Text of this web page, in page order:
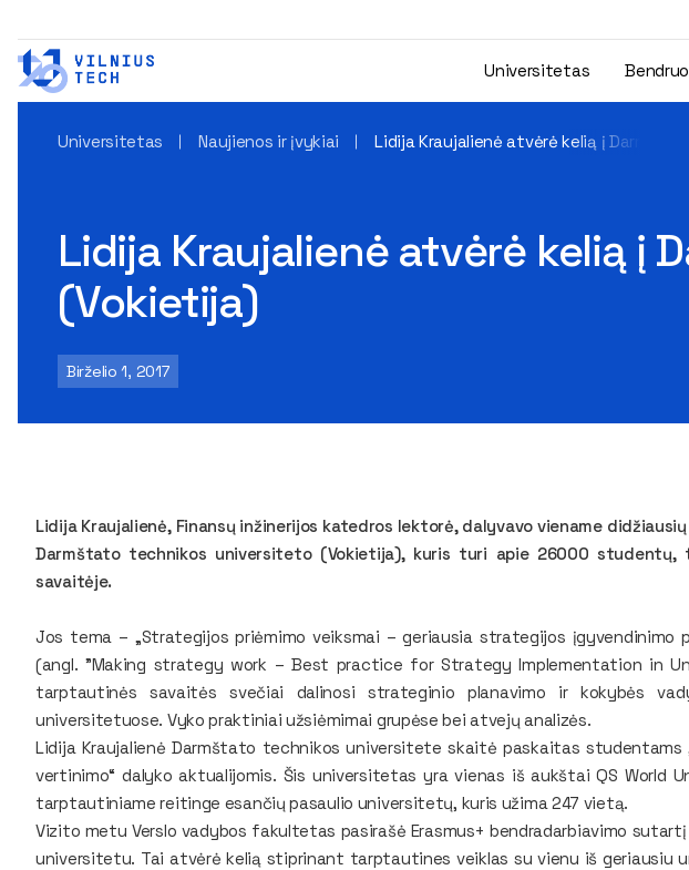
Universitetas
Universitetas Naujienos ir įvykiai Lidija Kraujalienė atvėrė kelią į
Lidija Kraujalienė atvėrė kelią
(Vokietija)
Birželio 1, 2017
Lidija Kraujalienė, Finansų inžinerijos katedros lektorė, dalyvavo viename
Darmštato technikos universiteto (Vokietija), kuris turi apie 26000 studentų,
savaitėje.
Jos tema – „Strategijos priėmimo veiksmai – geriausia strategijos įgyvendinimo
(angl. "Making strategy work – Best practice for Strategy Implementation in
tarptautinės savaitės svečiai dalinosi strateginio planavimo ir kokybės
universitetuose. Vyko praktiniai užsiėmimai grupėse bei atvejų analizės.
Lidija Kraujalienė Darmštato technikos universitete skaitė paskaitas studentams
vertinimo“ dalyko aktualijomis. Šis universitetas yra vienas iš aukštai QS World
tarptautiniame reitinge esančių pasaulio universitetų, kuris užima 247 vietą.
Vizito metu Verslo vadybos fakultetas pasirašė Erasmus+ bendradarbiavimo
universitetu. Tai atvėrė kelią stiprinant tarptautines veiklas su vienu iš geriausiu